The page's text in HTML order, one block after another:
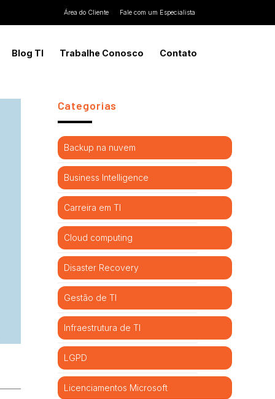
Área do Cliente Fale com um Especialista
Blog TI Trabalhe Conosco Contato
Categorias
Backup na nuvem
Business Intelligence
Carreira em TI
Cloud computing
Disaster Recovery
Gestão de TI
Infraestrutura de TI
LGPD
Licenciamentos Microsoft